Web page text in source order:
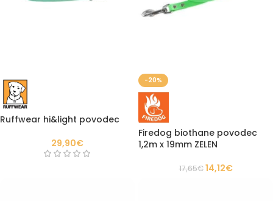
Ruffwear hi&light povodec
29,90€
-20%
Firedog biothane povodec
1,2m x 19mm ZELEN
17,65€ 14,12€